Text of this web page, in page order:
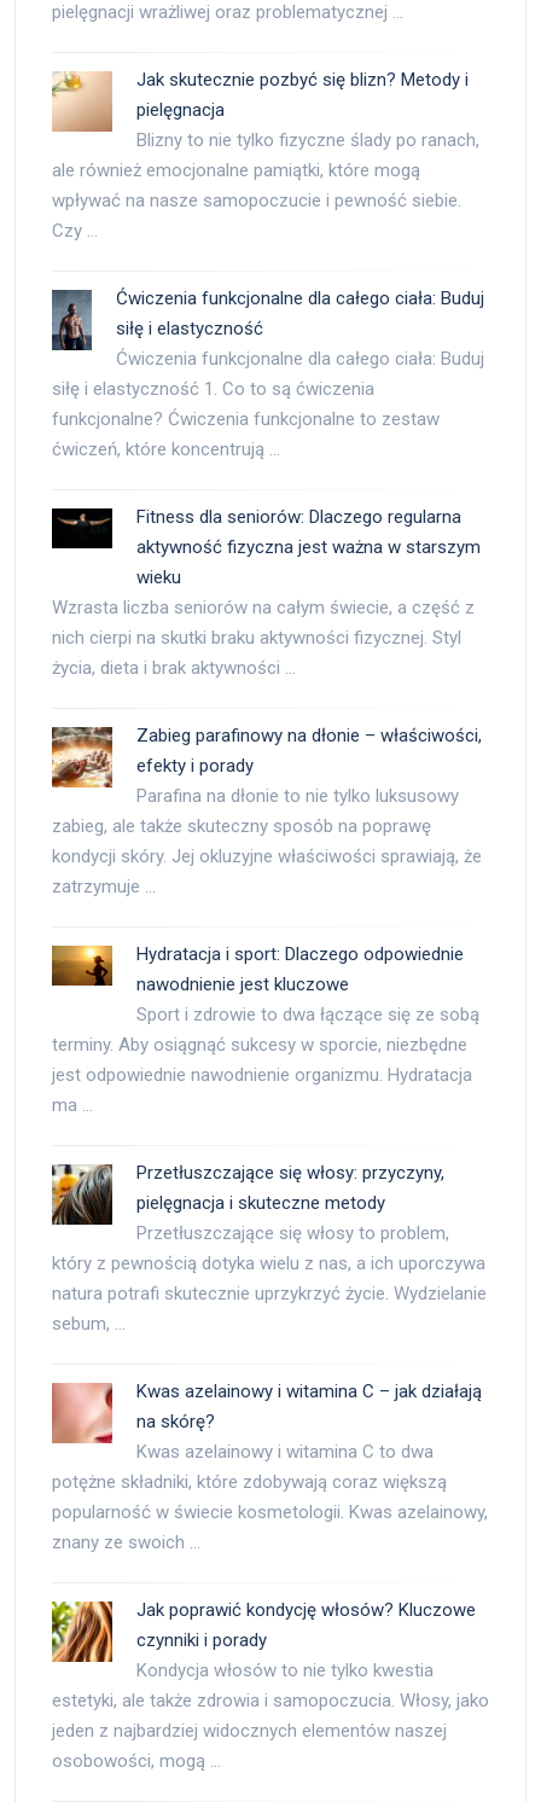
pielęgnacji wrażliwej oraz problematycznej …
Jak skutecznie pozbyć się blizn? Metody i
pielęgnacja
Blizny to nie tylko fizyczne ślady po ranach,
ale również emocjonalne pamiątki, które mogą
wpływać na nasze samopoczucie i pewność siebie.
Czy …
Ćwiczenia funkcjonalne dla całego ciała: Buduj
siłę i elastyczność
Ćwiczenia funkcjonalne dla całego ciała: Buduj
siłę i elastyczność 1. Co to są ćwiczenia
funkcjonalne? Ćwiczenia funkcjonalne to zestaw
ćwiczeń, które koncentrują …
Fitness dla seniorów: Dlaczego regularna
aktywność fizyczna jest ważna w starszym
wieku
Wzrasta liczba seniorów na całym świecie, a część z
nich cierpi na skutki braku aktywności fizycznej. Styl
życia, dieta i brak aktywności …
Zabieg parafinowy na dłonie – właściwości,
efekty i porady
Parafina na dłonie to nie tylko luksusowy
zabieg, ale także skuteczny sposób na poprawę
kondycji skóry. Jej okluzyjne właściwości sprawiają, że
zatrzymuje …
Hydratacja i sport: Dlaczego odpowiednie
nawodnienie jest kluczowe
Sport i zdrowie to dwa łączące się ze sobą
terminy. Aby osiągnąć sukcesy w sporcie, niezbędne
jest odpowiednie nawodnienie organizmu. Hydratacja
ma …
Przetłuszczające się włosy: przyczyny,
pielęgnacja i skuteczne metody
Przetłuszczające się włosy to problem,
który z pewnością dotyka wielu z nas, a ich uporczywa
natura potrafi skutecznie uprzykrzyć życie. Wydzielanie
sebum, …
Kwas azelainowy i witamina C – jak działają
na skórę?
Kwas azelainowy i witamina C to dwa
potężne składniki, które zdobywają coraz większą
popularność w świecie kosmetologii. Kwas azelainowy,
znany ze swoich …
Jak poprawić kondycję włosów? Kluczowe
czynniki i porady
Kondycja włosów to nie tylko kwestia
estetyki, ale także zdrowia i samopoczucia. Włosy, jako
jeden z najbardziej widocznych elementów naszej
osobowości, mogą …